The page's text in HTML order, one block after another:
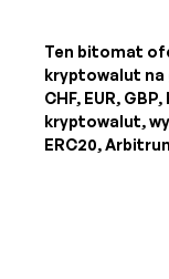
Ten bitomat
kryptowalut na
CHF, EUR, GBP,
kryptowalut,
ERC20,